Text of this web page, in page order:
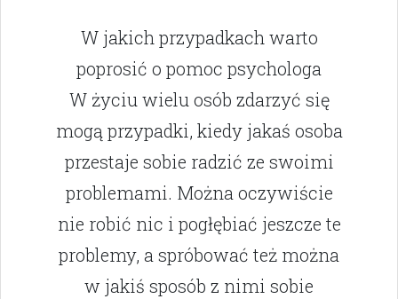
W jakich przypadkach warto
poprosić o pomoc psychologa
W życiu wielu osób zdarzyć się
mogą przypadki, kiedy jakaś osoba
przestaje sobie radzić ze swoimi
problemami. Można oczywiście
nie robić nic i pogłębiać jeszcze te
problemy, a spróbować też można
w jakiś sposób z nimi sobie